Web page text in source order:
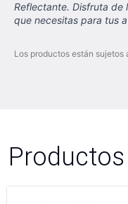
Reflectante. Disfruta
que necesitas para tus
Los productos están